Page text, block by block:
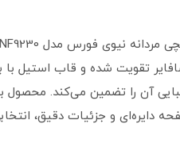
تقویت شده و قاب استیل با
آن را تضمین می‌کند. محصول
دایره‌ای و جزئیات دقیق،